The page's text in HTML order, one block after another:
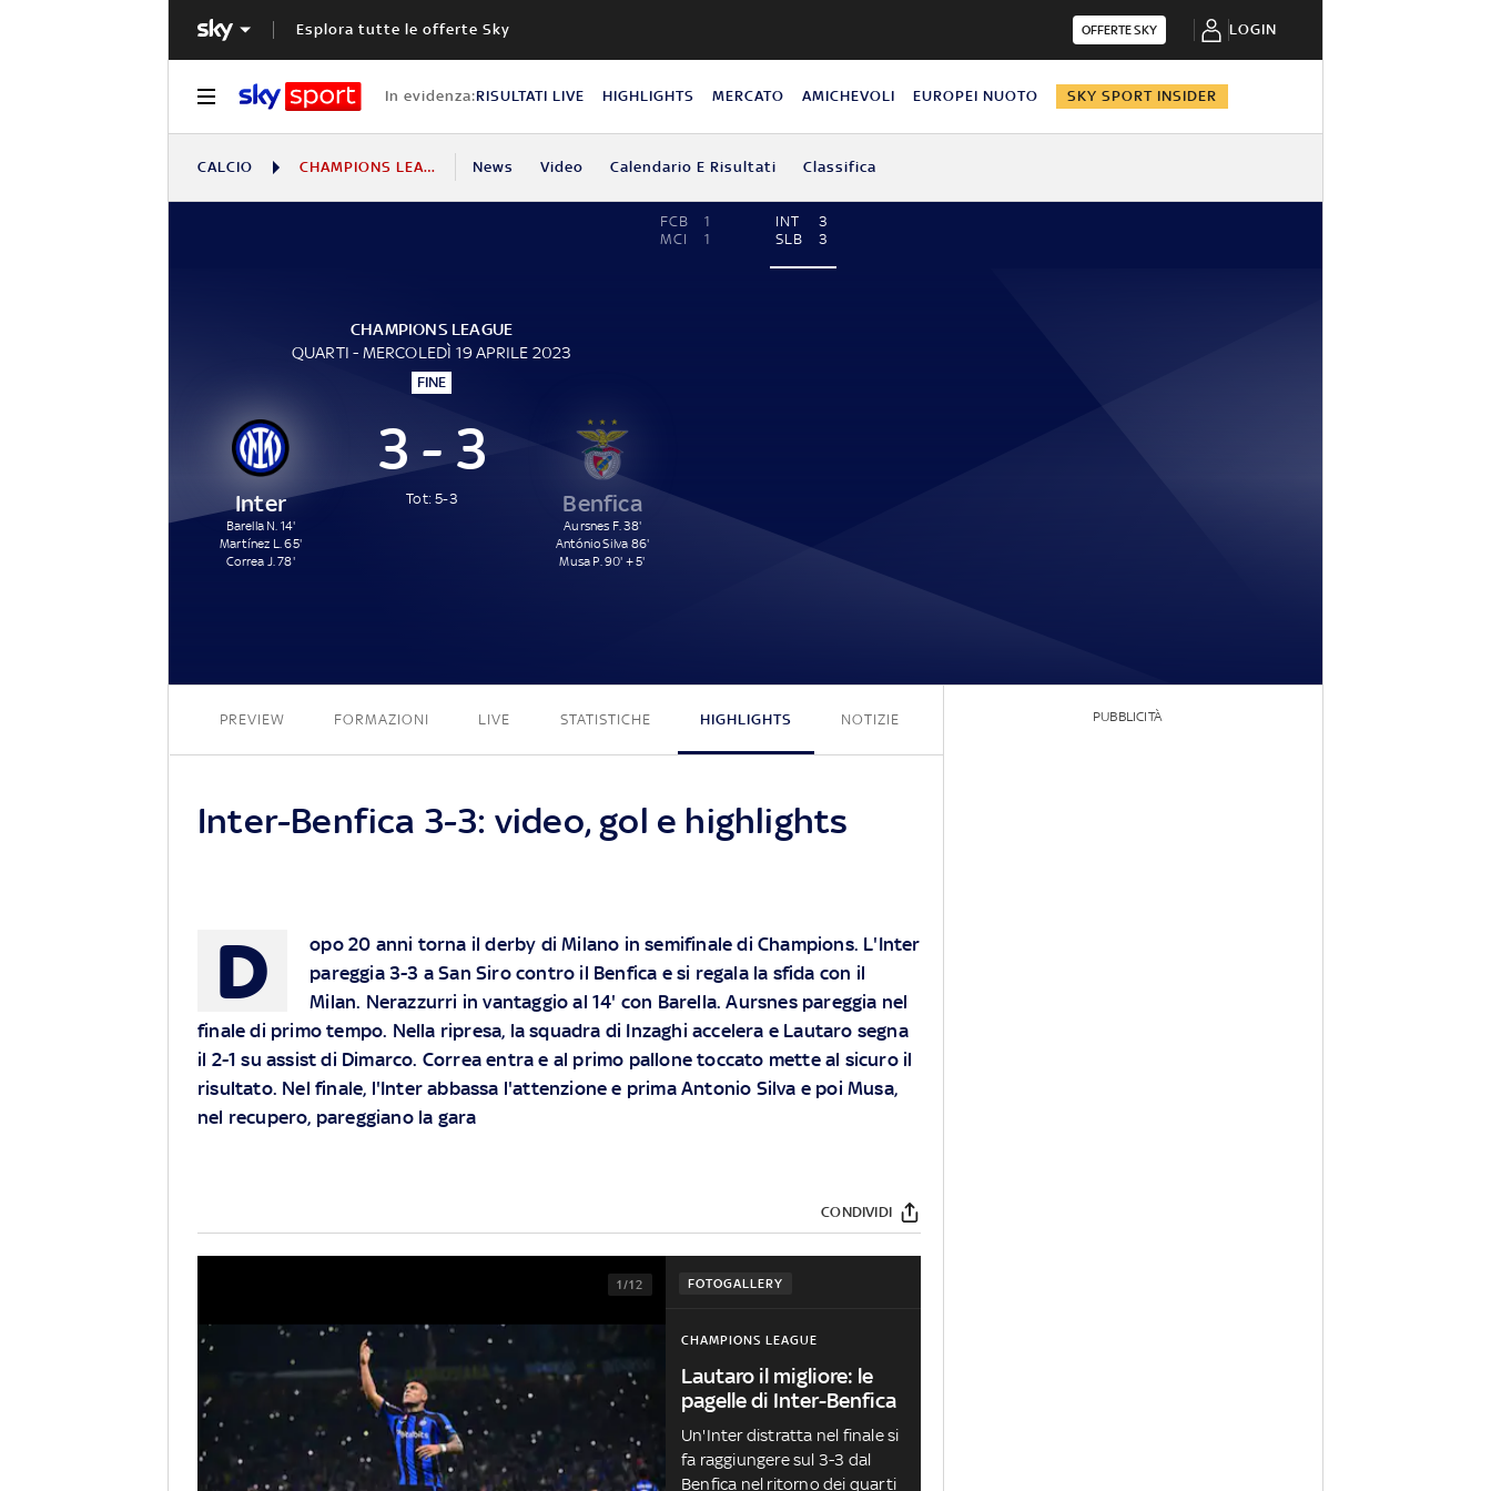
Esplora tutte le offerte Sky OFFERTE SKY LOGIN
In evidenza:RISULTATI LIVE HIGHLIGHTS MERCATO AMICHEVOLI EUROPEI NUOTO SKY SPORT INSIDER
CALCIO CHAMPIONS LEAGUE News Video Calendario E Risultati Classifica
FCB
1
MCI
1
INT
3
SLB
3
CHAMPIONS LEAGUE
QUARTI - MERCOLEDÌ 19 APRILE 2023
FINE
Inter
Barella N. 14'
Martínez L. 65'
Correa J. 78'
3 - 3
Tot: 5-3 Benfica
Aursnes F. 38'
António Silva 86'
Musa P. 90' + 5'
PREVIEW FORMAZIONI LIVE STATISTICHE HIGHLIGHTS NOTIZIE
Inter-Benfica 3-3: video, gol e highlights
D
opo 20 anni torna il derby di Milano in semifinale di Champions. L'Inter
pareggia 3-3 a San Siro contro il Benfica e si regala la sfida con il
Milan. Nerazzurri in vantaggio al 14' con Barella. Aursnes pareggia nel
finale di primo tempo. Nella ripresa, la squadra di Inzaghi accelera e Lautaro segna
il 2-1 su assist di Dimarco. Correa entra e al primo pallone toccato mette al sicuro il
risultato. Nel finale, l'Inter abbassa l'attenzione e prima Antonio Silva e poi Musa,
nel recupero, pareggiano la gara
CONDIVIDI
FOTOGALLERY
1/12
CHAMPIONS LEAGUE
Lautaro il migliore: le
pagelle di Inter-Benfica
Un'Inter distratta nel finale si
fa raggiungere sul 3-3 dal
Benfica nel ritorno dei quarti
PUBBLICITÀ